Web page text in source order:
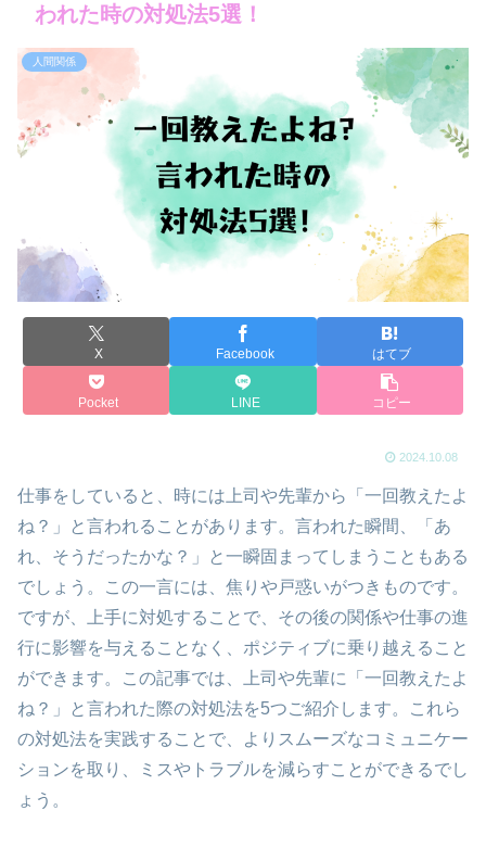
われた時の対処法5選！
人間関係
X Facebook はてブ
Pocket LINE コピー
2024.10.08
仕事をしていると、時には上司や先輩から「一回教えたよ
ね？」と言われることがあります。言われた瞬間、「あ
れ、そうだったかな？」と一瞬固まってしまうこともある
でしょう。この一言には、焦りや戸惑いがつきものです。
ですが、上手に対処することで、その後の関係や仕事の進
行に影響を与えることなく、ポジティブに乗り越えること
ができます。この記事では、上司や先輩に「一回教えたよ
ね？」と言われた際の対処法を5つご紹介します。これら
の対処法を実践することで、よりスムーズなコミュニケー
ションを取り、ミスやトラブルを減らすことができるでし
ょう。